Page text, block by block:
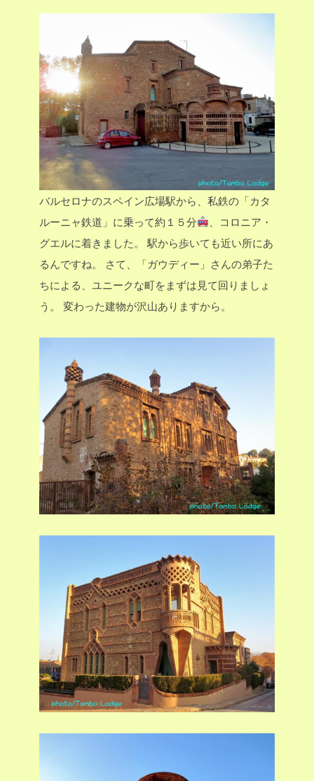
バルセロナのスペイン広場駅から、私鉄の「カタ
ルーニャ鉄道」に乗って約１５分
、コロニア・
グエルに着きました。
駅から歩いても近い所にあ
るんですね。
さて、「ガウディー」さんの弟子た
ちによる、ユニークな町をまずは見て回りましょ
う。
変わった建物が沢山ありますから。